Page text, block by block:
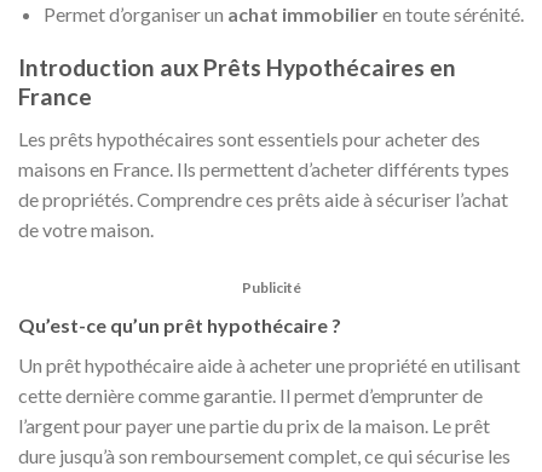
Permet d’organiser un achat immobilieren toute sérénité.
Introduction aux Prêts Hypothécaires en
France
Les prêts hypothécaires sont essentiels pour acheter des
maisons en France. Ils permettent d’acheter différents types
de propriétés. Comprendre ces prêts aide à sécuriser l’achat
de votre maison.
Publicité
Qu’est-ce qu’un prêt hypothécaire ?
Un prêt hypothécaire aide à acheter une propriété en utilisant
cette dernière comme garantie. Il permet d’emprunter de
l’argent pour payer une partie du prix de la maison. Le prêt
dure jusqu’à son remboursement complet, ce qui sécurise les